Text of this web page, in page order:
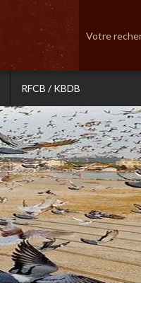
RFCB / KBDB